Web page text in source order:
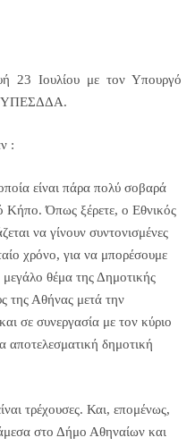
23 Ιουλίου με τον Υπουργό
ΥΠΕΣΔΔΑ.
:
είναι πάρα πολύ σοβαρά
Κήπο. Όπως ξέρετε, ο Εθνικός
να γίνουν συντονισμένες
χρόνο, για να μπορέσουμε
θέμα της Δημοτικής
της Αθήνας μετά την
σε συνεργασία με τον κύριο
αποτελεσματική δημοτική
τρέχουσες. Και, επομένως,
στο Δήμο Αθηναίων και